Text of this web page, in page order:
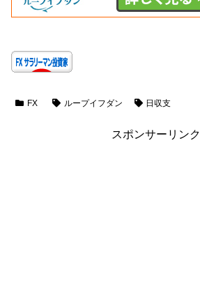
FX ループイフダン 日収支
スポンサーリンク